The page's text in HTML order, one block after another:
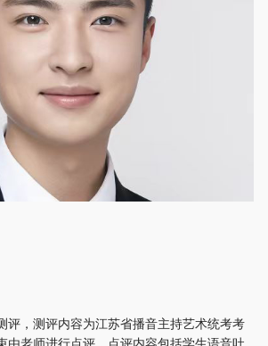
评，测评内容为江苏省播音主持艺术统考考